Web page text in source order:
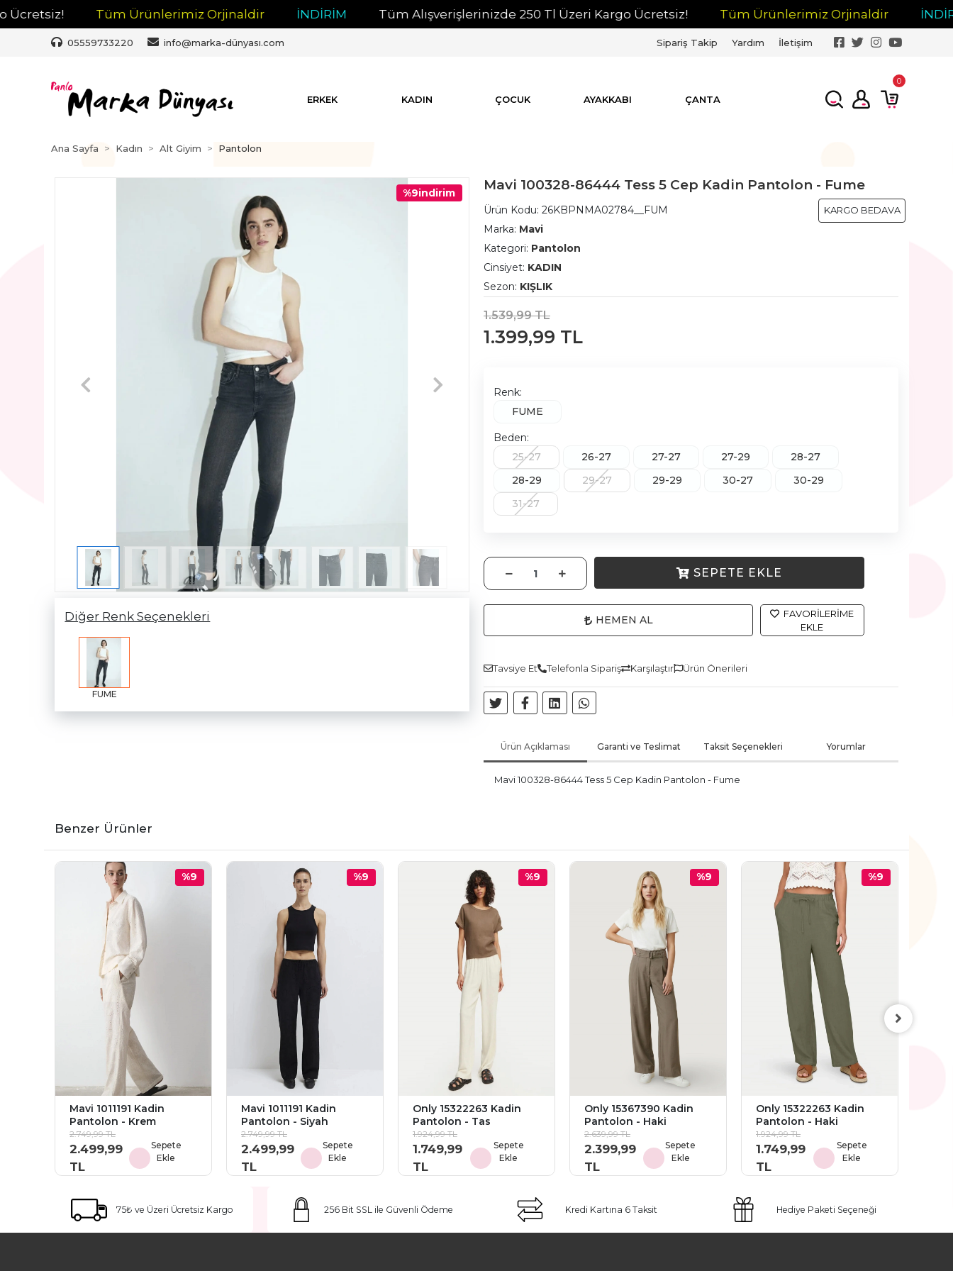
Tüm Ürünlerimiz Orjinaldir İNDİRİM Tüm Alışverişlerinizde 250 Tl Üzeri Kargo Ücretsiz! Tüm Ürünlerimiz Orjinaldir İNDİRİM
05559733220 info@marka-dünyası.com Sipariş Takip Yardım İletişim
ERKEK KADIN ÇOCUK AYAKKABI ÇANTA
0
Ana Sayfa Kadın Alt Giyim Pantolon
%9indirim
Diğer Renk Seçenekleri
FUME
Mavi 100328-86444 Tess 5 Cep Kadin Pantolon - Fume
KARGO BEDAVA
Ürün Kodu: 26KBPNMA02784__FUM
Marka: Mavi
Kategori: Pantolon
Cinsiyet: KADIN
Sezon: KIŞLIK
1.539,99 TL
1.399,99 TL
Renk:
FUME
Beden:
25-27
26-27 27-27 27-29
28-27
28-29
29-27 29-29 30-27
30-29
31-27
SEPETE EKLE
HEMEN AL
FAVORILERIME
EKLE
Tavsiye Et Telefonla Sipariş Karşılaştır Ürün Önerileri
Ürün Açıklaması Garanti ve Teslimat Taksit Seçenekleri Yorumlar
Mavi 100328-86444 Tess 5 Cep Kadin Pantolon - Fume
Benzer Ürünler
%9
Mavi 1011191 Kadin
Pantolon - Krem
2.749,99 TL
2.499,99
TL
Sepete
Ekle
%9
Mavi 1011191 Kadin
Pantolon - Siyah
2.749,99 TL
2.499,99
TL
Sepete
Ekle
%9
Only 15322263 Kadin
Pantolon - Tas
1.924,99 TL
1.749,99
TL
Sepete
Ekle
%9
Only 15367390 Kadin
Pantolon - Haki
2.639,99 TL
2.399,99
TL
Sepete
Ekle
%9
Only 15322263 Kadin
Pantolon - Haki
1.924,99 TL
1.749,99
TL
Sepete
Ekle
75₺ ve Üzeri Ücretsiz Kargo 256 Bit SSL ile Güvenli Ödeme Kredi Kartına 6 Taksit Hediye Paketi Seçeneği